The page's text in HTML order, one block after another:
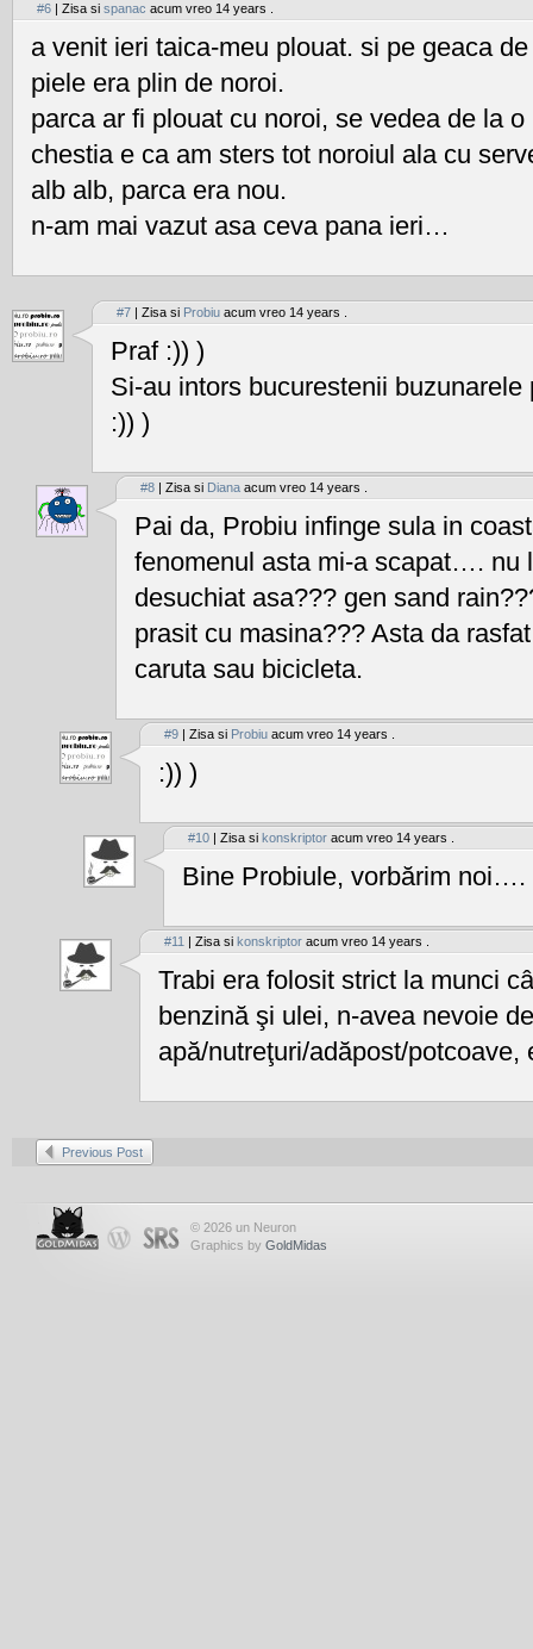
#6 | Zisa si spanac acum vreo 14 years .
a venit ieri taica-meu plouat. si pe geaca
piele era plin de noroi.
parca ar fi plouat cu noroi, se vedea de la o
chestia e ca am sters tot noroiul ala cu
alb alb, parca era nou.
n-am mai vazut asa ceva pana ieri…
#7 | Zisa si Probiu acum vreo 14 years .
Praf :)) )
Si-au intors bucurestenii buzunarele
:)) )
#8 | Zisa si Diana acum vreo 14 years .
Pai da, Probiu infinge sula in
fenomenul asta mi-a scapat…. nu
desuchiat asa??? gen sand
prasit cu masina??? Asta da
caruta sau bicicleta.
#9 | Zisa si Probiu acum vreo 14 years .
:)) )
#10 | Zisa si konskriptor acum vreo 14 years .
Bine Probiule, vorbărim noi….
#11 | Zisa si konskriptor acum vreo 14 years .
Trabi era folosit strict la munci
benzină şi ulei, n-avea nevoie de
apă/nutreţuri/adăpost/potcoave,
Previous Post
© 2026 un Neuron
Graphics by GoldMidas